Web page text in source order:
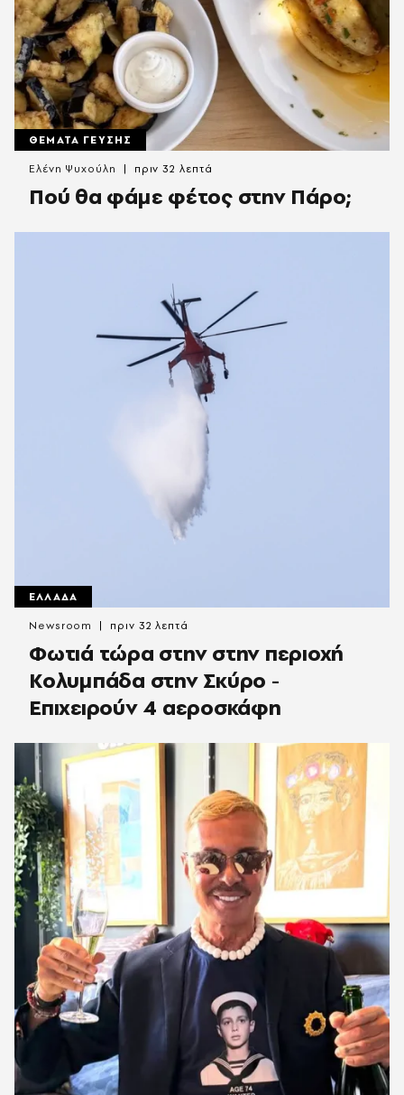
ΘΕΜΑΤΑ ΓΕΥΣΗΣ
Πού θα φάμε φέτος στην Πάρο;
Ελένη Ψυχούλη πριν 32 λεπτά
ΕΛΛΑΔΑ
Φωτιά τώρα στην στην περιοχή
Κολυμπάδα στην Σκύρο -
Επιχειρούν 4 αεροσκάφη
Newsroom πριν 32 λεπτά